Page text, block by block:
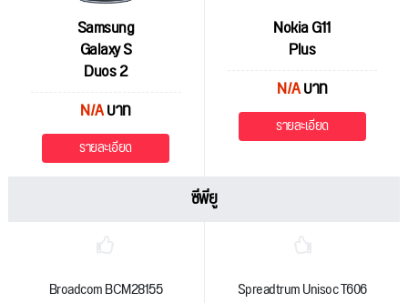
Samsung
Galaxy S
Duos 2
N/Aบาท
รายละเอียด
Nokia G11
Plus
N/Aบาท
รายละเอียด
ซีพียู
Broadcom BCM28155 Spreadtrum Unisoc T606